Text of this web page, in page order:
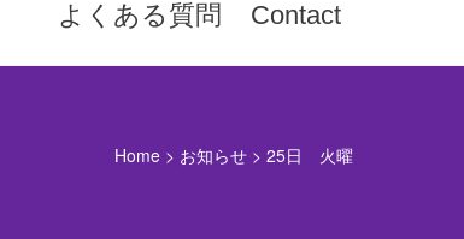
よくある質問
Contact
Home > お知らせ >25日 火曜